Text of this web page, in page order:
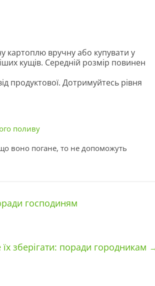
картоплю вручну або купувати у
кущів. Середній розмір повинен
продуктової. Дотримуйтесь рівня
поливу
воно погане, то не допоможуть
господиням
зберігати: поради городникам